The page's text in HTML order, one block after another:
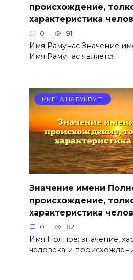
происхождение,
характеристика
0 91
Имя Рамунас Значение
Имя Рамунас является
ИМЕНА НА БУКВУ П
Значение имени
происхождение,
характеристика
0 82
Имя Полное: значение,
человека и